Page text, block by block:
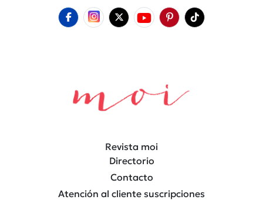
Revista moi
Directorio
Contacto
Atención al cliente suscripciones